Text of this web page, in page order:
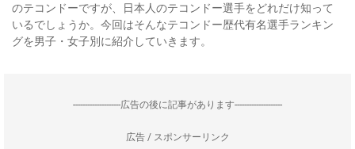
のテコンドーですが、日本人のテコンドー選手をどれだけ知って
いるでしょうか。今回はそんなテコンドー歴代有名選手ランキン
グを男子・女子別に紹介していきます。
--------------------広告の後に記事があります--------------------
広告 / スポンサーリンク